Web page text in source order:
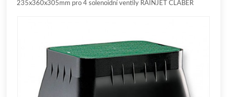
235x360x305mm pro 4 solenoidní ventily RAINJET CLABER